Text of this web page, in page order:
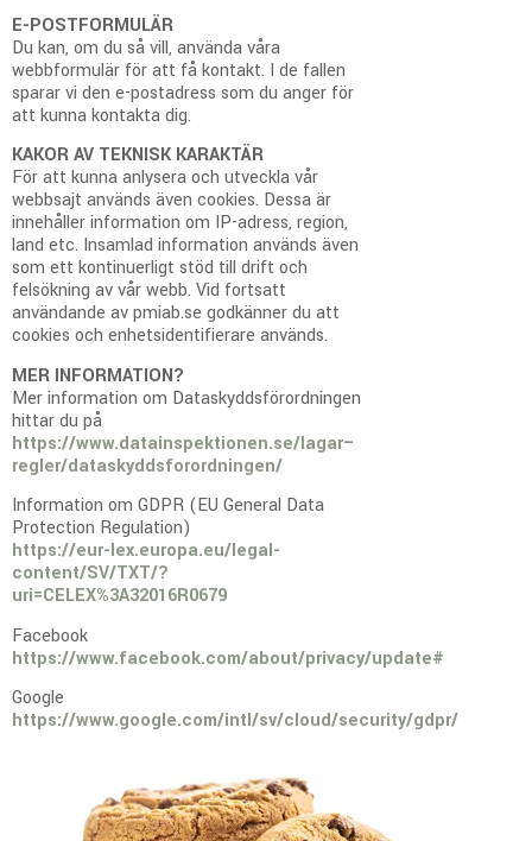
E-POSTFORMULÄR
Du kan, om du så vill, använda våra
webbformulär för att få kontakt. I de fallen
sparar vi den e-postadress som du anger för
att kunna kontakta dig.
KAKOR AV TEKNISK KARAKTÄR
För att kunna anlysera och utveckla vår
webbsajt används även cookies. Dessa är
innehåller information om IP-adress, region,
land etc. Insamlad information används även
som ett kontinuerligt stöd till drift och
felsökning av vår webb. Vid fortsatt
användande av pmiab.se godkänner du att
cookies och enhetsidentifierare används.
MER INFORMATION?
Mer information om Dataskyddsförordningen
hittar du på
https://www.datainspektionen.se/lagar–
regler/dataskyddsforordningen/
Information om GDPR (EU General Data
Protection Regulation)
https://eur-lex.europa.eu/legal-
content/SV/TXT/?
uri=CELEX%3A32016R0679
Facebook
https://www.facebook.com/about/privacy/update#
Google
https://www.google.com/intl/sv/cloud/security/gdpr/